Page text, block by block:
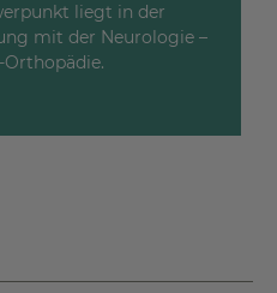
liegt in der
mit der Neurologie –